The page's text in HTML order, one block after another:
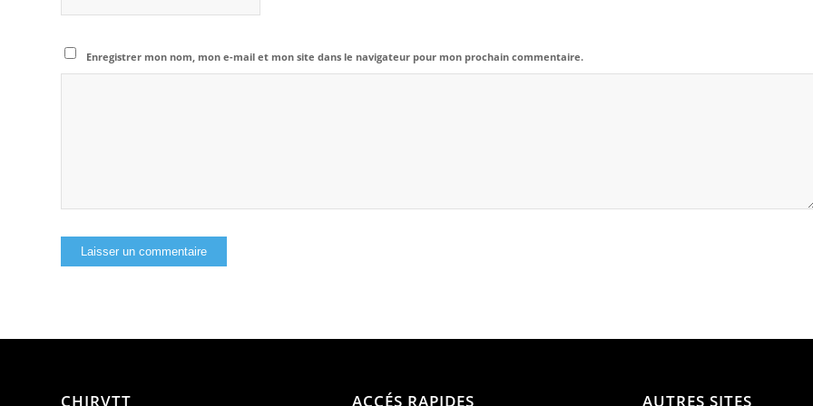
Enregistrer mon nom, mon e-mail et mon site dans le navigateur pour mon prochain commentaire.
CHIRVTT ACCÉS RAPIDES AUTRES SITES